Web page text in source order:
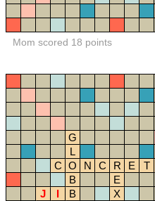
Mom scored 18 points
G
L
C O N C R E T
B
E
J
I B
X